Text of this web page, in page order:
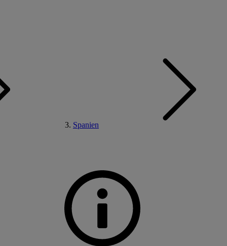
Spanien